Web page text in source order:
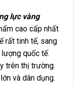
lực vàng
cao cấp nhất
rất tinh tế, sang
quốc tế.
trên thị trường.
và dân dụng.